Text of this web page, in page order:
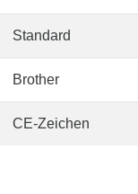
Standard
Brother
CE-Zeichen